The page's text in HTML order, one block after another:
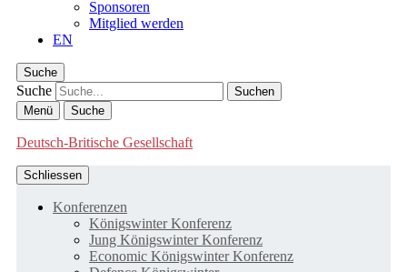
Sponsoren
Mitglied werden
EN
Suche
Suche
Menü Suche
Deutsch-Britische Gesellschaft
Schliessen
Konferenzen
Königswinter Konferenz
Jung Königswinter Konferenz
Economic Königswinter Konferenz